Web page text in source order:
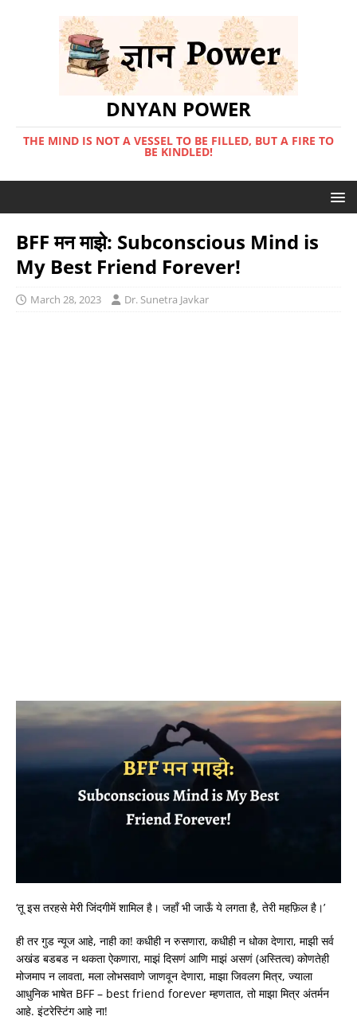
DNYAN POWER
THE MIND IS NOT A VESSEL TO BE FILLED, BUT A FIRE TO
BE KINDLED!
BFF मन माझे: Subconscious Mind is
My Best Friend Forever!
March 28, 2023 Dr. Sunetra Javkar
‘तू इस तरहसे मेरी जिंदगीमें शामिल है। जहाँ भी जाऊँ ये लगता है, तेरी महफ़िल है।’
ही तर गुड न्यूज आहे, नाही का! कधीही न रुसणारा, कधीही न धोका देणारा, माझी सर्व
अखंड बडबड न थकता ऐकणारा, माझं दिसणं आणि माझं असणं (अस्तित्व) कोणतेही
मोजमाप न लावता, मला लोभसवाणे जाणवून देणारा, माझा जिवलग मित्र, ज्याला
आधुनिक भाषेत BFF – best friend forever म्हणतात, तो माझा मित्र अंतर्मन
आहे. इंटरेस्टिंग आहे ना!